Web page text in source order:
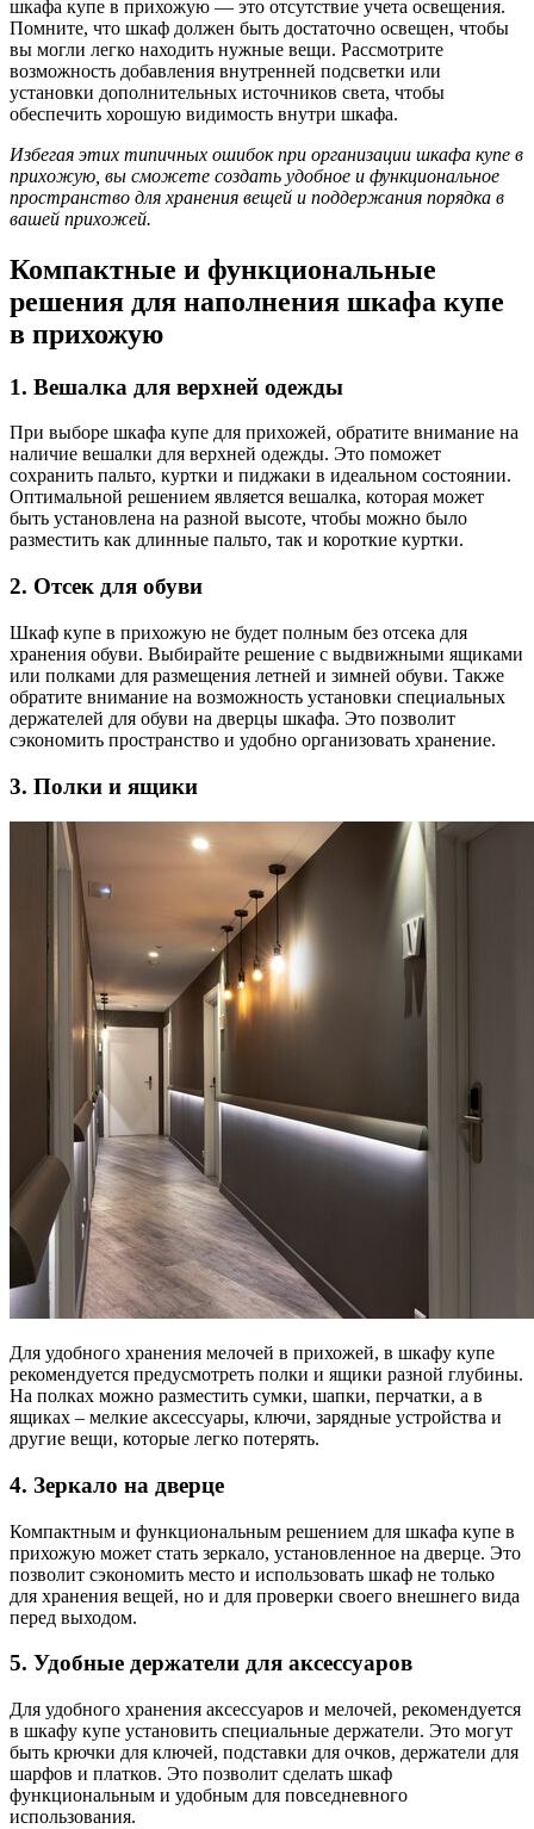
шкафа купе в прихожую — это отсутствие учета освещения.
Помните, что шкаф должен быть достаточно освещен, чтобы
вы могли легко находить нужные вещи. Рассмотрите
возможность добавления внутренней подсветки или
установки дополнительных источников света, чтобы
обеспечить хорошую видимость внутри шкафа.
Избегая этих типичных ошибок при организации шкафа купе в
прихожую, вы сможете создать удобное и функциональное
пространство для хранения вещей и поддержания порядка в
вашей прихожей.
Компактные и функциональные
решения для наполнения шкафа купе
в прихожую
1. Вешалка для верхней одежды
При выборе шкафа купе для прихожей, обратите внимание на
наличие вешалки для верхней одежды. Это поможет
сохранить пальто, куртки и пиджаки в идеальном состоянии.
Оптимальной решением является вешалка, которая может
быть установлена на разной высоте, чтобы можно было
разместить как длинные пальто, так и короткие куртки.
2. Отсек для обуви
Шкаф купе в прихожую не будет полным без отсека для
хранения обуви. Выбирайте решение с выдвижными ящиками
или полками для размещения летней и зимней обуви. Также
обратите внимание на возможность установки специальных
держателей для обуви на дверцы шкафа. Это позволит
сэкономить пространство и удобно организовать хранение.
3. Полки и ящики
Для удобного хранения мелочей в прихожей, в шкафу купе
рекомендуется предусмотреть полки и ящики разной глубины.
На полках можно разместить сумки, шапки, перчатки, а в
ящиках – мелкие аксессуары, ключи, зарядные устройства и
другие вещи, которые легко потерять.
4. Зеркало на дверце
Компактным и функциональным решением для шкафа купе в
прихожую может стать зеркало, установленное на дверце. Это
позволит сэкономить место и использовать шкаф не только
для хранения вещей, но и для проверки своего внешнего вида
перед выходом.
5. Удобные держатели для аксессуаров
Для удобного хранения аксессуаров и мелочей, рекомендуется
в шкафу купе установить специальные держатели. Это могут
быть крючки для ключей, подставки для очков, держатели для
шарфов и платков. Это позволит сделать шкаф
функциональным и удобным для повседневного
использования.